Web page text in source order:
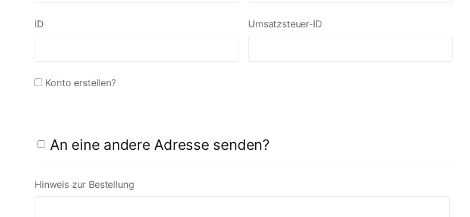
ID Umsatzsteuer-ID
Konto erstellen?
An eine andere Adresse senden?
Hinweis zur Bestellung